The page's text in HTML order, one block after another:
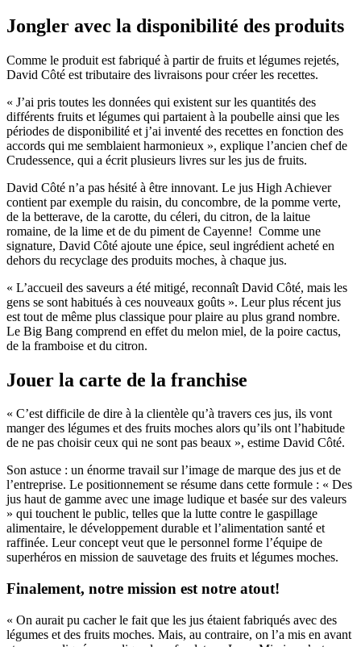
Jongler avec la disponibilité des produits
Comme le produit est fabriqué à partir de fruits et légumes rejetés,
David Côté est tributaire des livraisons pour créer les recettes.
« J’ai pris toutes les données qui existent sur les quantités des
différents fruits et légumes qui partaient à la poubelle ainsi que les
périodes de disponibilité et j’ai inventé des recettes en fonction des
accords qui me semblaient harmonieux », explique l’ancien chef de
Crudessence, qui a écrit plusieurs livres sur les jus de fruits.
David Côté n’a pas hésité à être innovant. Le jus High Achiever
contient par exemple du raisin, du concombre, de la pomme verte,
de la betterave, de la carotte, du céleri, du citron, de la laitue
romaine, de la lime et de du piment de Cayenne! Comme une
signature, David Côté ajoute une épice, seul ingrédient acheté en
dehors du recyclage des produits moches, à chaque jus.
« L’accueil des saveurs a été mitigé, reconnaît David Côté, mais les
gens se sont habitués à ces nouveaux goûts ». Leur plus récent jus
est tout de même plus classique pour plaire au plus grand nombre.
Le Big Bang comprend en effet du melon miel, de la poire cactus,
de la framboise et du citron.
Jouer la carte de la franchise
« C’est difficile de dire à la clientèle qu’à travers ces jus, ils vont
manger des légumes et des fruits moches alors qu’ils ont l’habitude
de ne pas choisir ceux qui ne sont pas beaux », estime David Côté.
Son astuce : un énorme travail sur l’image de marque des jus et de
l’entreprise. Le positionnement se résume dans cette formule : « Des
jus haut de gamme avec une image ludique et basée sur des valeurs
» qui touchent le public, telles que la lutte contre le gaspillage
alimentaire, le développement durable et l’alimentation santé et
raffinée. Leur concept veut que le personnel forme l’équipe de
superhéros en mission de sauvetage des fruits et légumes moches.
Finalement, notre mission est notre atout!
« On aurait pu cacher le fait que les jus étaient fabriqués avec des
légumes et des fruits moches. Mais, au contraire, on l’a mis en avant